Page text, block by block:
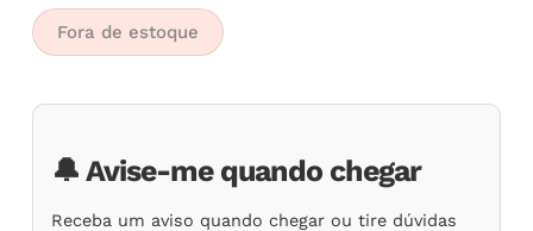
5.00de
5, com
baseado
em
clientes
Fora de estoque
🔔 Avise-me quando chegar
Receba um aviso quando chegar ou tire dúvidas